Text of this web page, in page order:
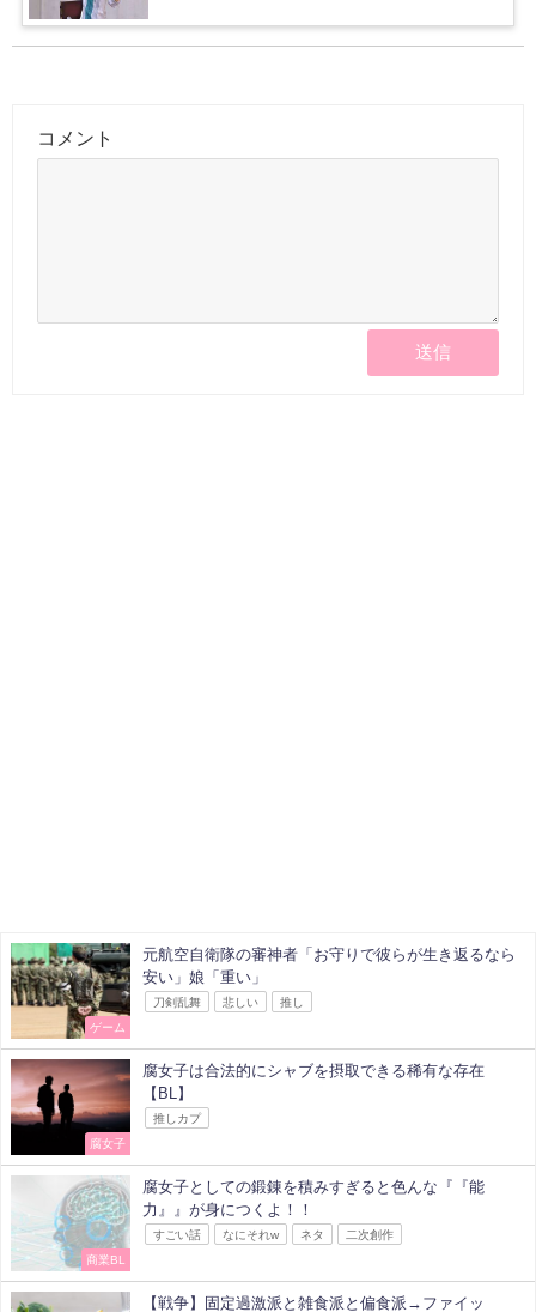
コメント
ゲーム
元航空自衛隊の審神者「お守りで彼らが生き返るなら
安い」娘「重い」
刀剣乱舞 悲しい 推し
腐女子
腐女子は合法的にシャブを摂取できる稀有な存在
【BL】
推しカプ
商業BL
腐女子としての鍛錬を積みすぎると色んな『『能
力』』が身につくよ！！
すごい話 なにそれw ネタ 二次創作
【戦争】固定過激派と雑食派と偏食派→ファイッ